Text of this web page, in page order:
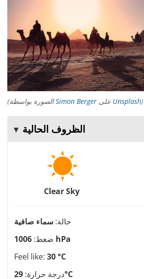
(الصورة بواسطةSimon Berger Unsplash)
الظروف الحالية
Clear Sky
حالة: سماء صافية
ضغط: 1006 hPa
Feel like: 30 °C
درجة حرارة:29°C